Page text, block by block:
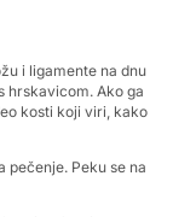
i ligamente na dnu
hrskavicom. Ako ga
kosti koji viri, kako
pečenje. Peku se na